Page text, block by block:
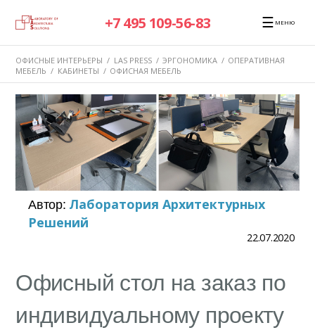
+7 495 109-56-83 ☰ МЕНЮ
ОФИСНЫЕ ИНТЕРЬЕРЫ / LAS PRESS / ЭРГОНОМИКА / ОПЕРАТИВНАЯ
МЕБЕЛЬ / КАБИНЕТЫ / ОФИСНАЯ МЕБЕЛЬ
Автор: Лаборатория Архитектурных
Решений
22.07.2020
Офисный стол на заказ по
индивидуальному проекту